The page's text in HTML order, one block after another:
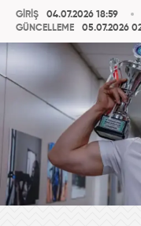
GİRİŞ
04.07.2026 18:59
GÜNCELLEME
05.07.2026